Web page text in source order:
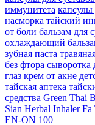
иммунитета капсулы
насморка тайский
от боли бальзам для
охлаждающий
зубная паста
без фтора сыворотка
глаз крем от акне
тайская аптека
средства Green Thai
Sian Herbal Inhaler Fa
EN-ON 100